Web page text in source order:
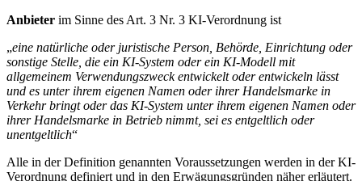
Anbieter im Sinne des Art. 3 Nr. 3 KI-Verordnung ist
„eine natürliche oder juristische Person, Behörde, Einrichtung oder
sonstige Stelle, die ein KI‑System oder ein KI‑Modell mit
allgemeinem Verwendungszweck entwickelt oder entwickeln lässt
und es unter ihrem eigenen Namen oder ihrer Handelsmarke in
Verkehr bringt oder das KI‑System unter ihrem eigenen Namen oder
ihrer Handelsmarke in Betrieb nimmt, sei es entgeltlich oder
unentgeltlich“
Alle in der Definition genannten Voraussetzungen werden in der KI-
Verordnung definiert und in den Erwägungsgründen näher erläutert.